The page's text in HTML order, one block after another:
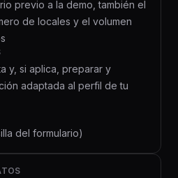
previo a la demo, también el
de locales y el volumen
y, si aplica, preparar y
adaptada al perfil de tu
del formulario)